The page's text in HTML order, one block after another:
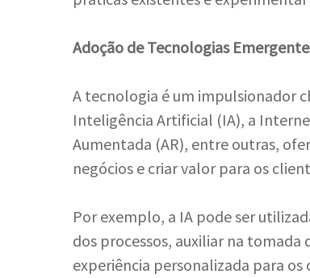
Adoção de Tecnologias
A tecnologia é um impulsionador
Inteligência Artificial (IA), a
Aumentada (AR), entre outras,
negócios e criar valor para os
Por exemplo, a IA pode ser
dos processos, auxiliar na tomada
experiência personalizada para